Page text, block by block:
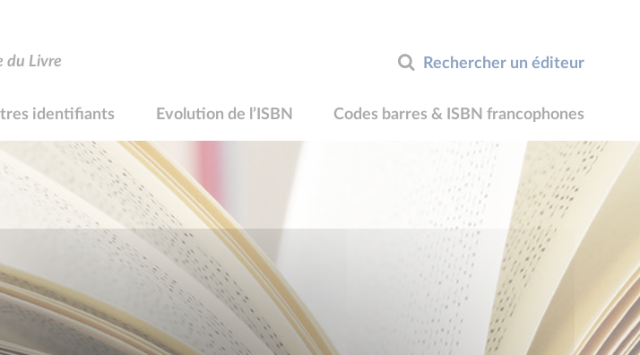
Rechercher un éditeur
du Livre
identifiants Evolution de l’ISBN Codes barres & ISBN francophones